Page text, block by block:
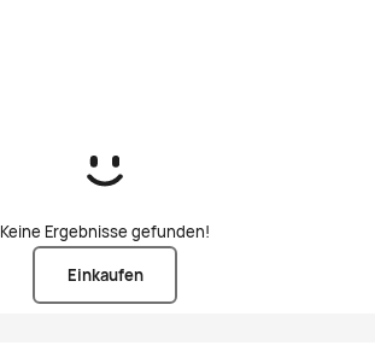
Keine Ergebnisse gefunden!
Einkaufen